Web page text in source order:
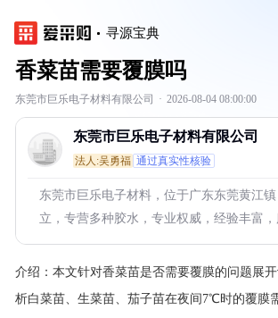
寻源宝典
香菜苗需要覆膜吗
东莞市巨乐电子材料有限公司 · 2026-08-04 08:00:00
东莞市巨乐电子材料有限公司
法人:吴勇福 通过真实性核验
东莞市巨乐电子材料，位于广东东莞黄江镇
立，专营多种胶水，专业权威，经验丰富，
介绍： 本文针对香菜苗是否需要覆膜的问题展
析白菜苗、生菜苗、茄子苗在夜间7℃时的覆膜